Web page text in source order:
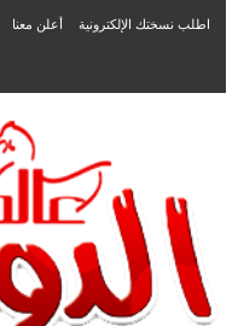
اطلب نسختك الإلكترونية أعلن معنا